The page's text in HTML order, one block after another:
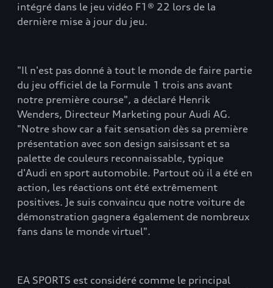
intégré dans le jeu vidéo F1® 22 lors de la
dernière mise à jour du jeu.
"Il n'est pas donné à tout le monde de faire partie
du jeu officiel de la Formule 1 trois ans avant
notre première course", a déclaré Henrik
Wenders, Directeur Marketing pour Audi AG.
"Notre show car a fait sensation dès sa première
présentation avec son design saisissant et sa
palette de couleurs reconnaissable, typique
d'Audi en sport automobile. Partout où il a été en
action, les réactions ont été extrêmement
positives. Je suis convaincu que notre voiture de
démonstration gagnera également de nombreux
fans dans le monde virtuel".
EA SPORTS est considéré comme le principal